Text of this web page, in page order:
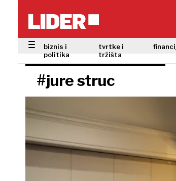
biznis i
politika
tvrtke i
tržišta
#jure struc